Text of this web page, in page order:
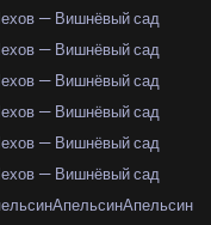
— Вишнёвый сад
— Вишнёвый сад
— Вишнёвый сад
— Вишнёвый сад
— Вишнёвый сад
— Вишнёвый сад
АпельсинАпельсин